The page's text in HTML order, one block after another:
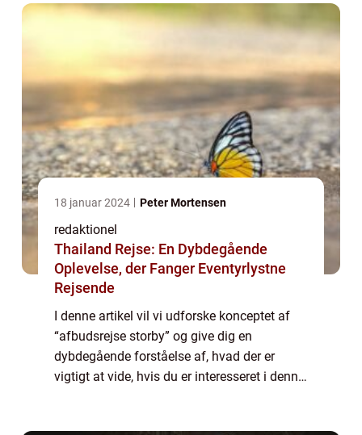
18 januar 2024 Peter Mortensen
redaktionel
Thailand Rejse: En Dybdegående
Oplevelse, der Fanger Eventyrlystne
Rejsende
I denne artikel vil vi udforske konceptet af
“afbudsrejse storby” og give dig en
dybdegående forståelse af, hvad der er
vigtigt at vide, hvis du er interesseret i denne